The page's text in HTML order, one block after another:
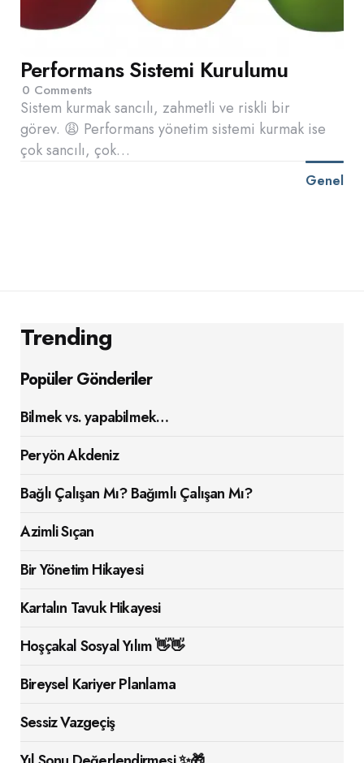
Performans Sistemi Kurulumu
0 Comments
Sistem kurmak sancılı, zahmetli ve riskli bir
görev. 😩 Performans yönetim sistemi kurmak ise
çok sancılı, çok…
Genel
Trending
Popüler Gönderiler
Bilmek vs. yapabilmek…
Peryön Akdeniz
Bağlı Çalışan Mı? Bağımlı Çalışan Mı?
Azimli Sıçan
Bir Yönetim Hikayesi
Kartalın Tavuk Hikayesi
Hoşçakal Sosyal Yılım 👋👋
Bireysel Kariyer Planlama
Sessiz Vazgeçiş